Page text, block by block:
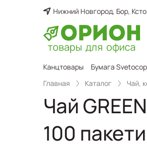
Нижний Новгород, Бор,
товары для офиса
Канцтовары Бумага
Главная Каталог Чай,
Чай
100